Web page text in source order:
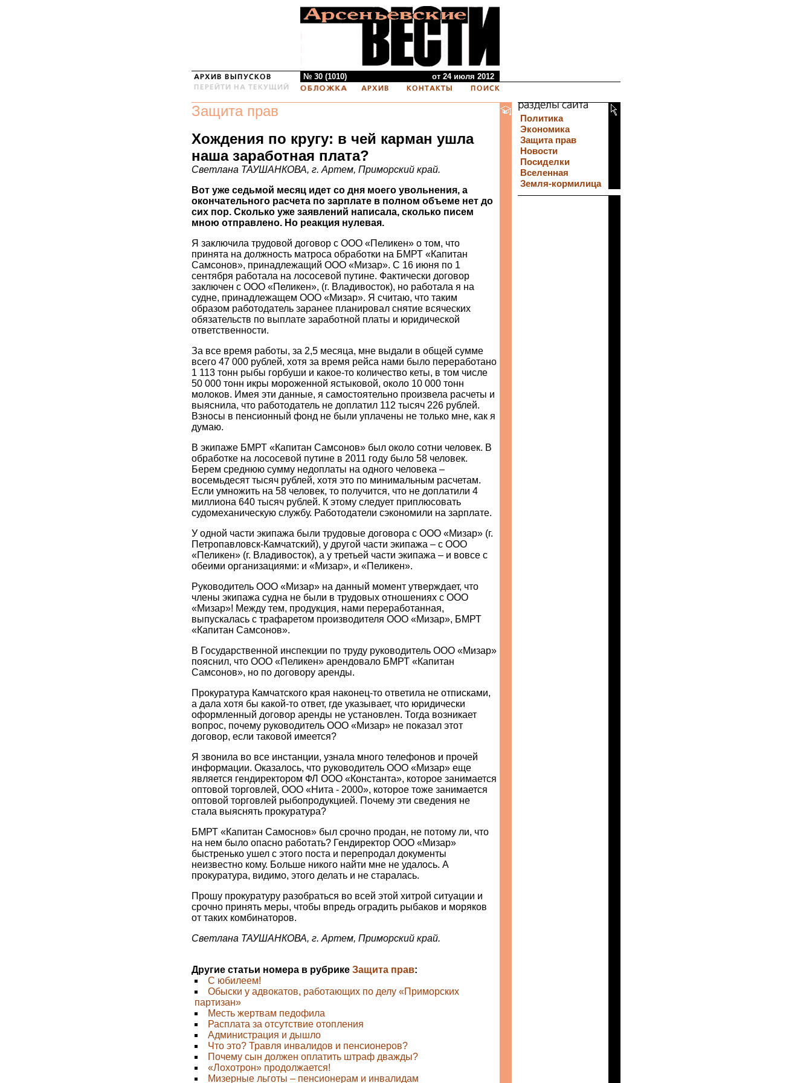
№ 30 (1010) от 24 июля 2012
Защита прав
Хождения по кругу: в чей карман ушла
наша заработная плата?
Светлана ТАУШАНКОВА, г. Артем, Приморский край.
Вот уже седьмой месяц идет со дня моего увольнения, а
окончательного расчета по зарплате в полном объеме нет до
сих пор. Сколько уже заявлений написала, сколько писем
мною отправлено. Но реакция нулевая.
Я заключила трудовой договор с ООО «Пеликен» о том, что
принята на должность матроса обработки на БМРТ «Капитан
Самсонов», принадлежащий ООО «Мизар». С 16 июня по 1
сентября работала на лососевой путине. Фактически договор
заключен с ООО «Пеликен», (г. Владивосток), но работала я на
судне, принадлежащем ООО «Мизар». Я считаю, что таким
образом работодатель заранее планировал снятие всяческих
обязательств по выплате заработной платы и юридической
ответственности.
За все время работы, за 2,5 месяца, мне выдали в общей сумме
всего 47 000 рублей, хотя за время рейса нами было переработано
1 113 тонн рыбы горбуши и какое-то количество кеты, в том числе
50 000 тонн икры мороженной ястыковой, около 10 000 тонн
молоков. Имея эти данные, я самостоятельно произвела расчеты и
выяснила, что работодатель не доплатил 112 тысяч 226 рублей.
Взносы в пенсионный фонд не были уплачены не только мне, как я
думаю.
В экипаже БМРТ «Капитан Самсонов» был около сотни человек. В
обработке на лососевой путине в 2011 году было 58 человек.
Берем среднюю сумму недоплаты на одного человека –
восемьдесят тысяч рублей, хотя это по минимальным расчетам.
Если умножить на 58 человек, то получится, что не доплатили 4
миллиона 640 тысяч рублей. К этому следует приплюсовать
судомеханическую службу. Работодатели сэкономили на зарплате.
У одной части экипажа были трудовые договора с ООО «Мизар» (г.
Петропавловск-Камчатский), у другой части экипажа – с ООО
«Пеликен» (г. Владивосток), а у третьей части экипажа – и вовсе с
обеими организациями: и «Мизар», и «Пеликен».
Руководитель ООО «Мизар» на данный момент утверждает, что
члены экипажа судна не были в трудовых отношениях с ООО
«Мизар»! Между тем, продукция, нами переработанная,
выпускалась с трафаретом производителя ООО «Мизар», БМРТ
«Капитан Самсонов».
В Государственной инспекции по труду руководитель ООО «Мизар»
пояснил, что ООО «Пеликен» арендовало БМРТ «Капитан
Самсонов», но по договору аренды.
Прокуратура Камчатского края наконец-то ответила не отписками,
а дала хотя бы какой-то ответ, где указывает, что юридически
оформленный договор аренды не установлен. Тогда возникает
вопрос, почему руководитель ООО «Мизар» не показал этот
договор, если таковой имеется?
Я звонила во все инстанции, узнала много телефонов и прочей
информации. Оказалось, что руководитель ООО «Мизар» еще
является гендиректором ФЛ ООО «Константа», которое занимается
оптовой торговлей, ООО «Нита - 2000», которое тоже занимается
оптовой торговлей рыбопродукцией. Почему эти сведения не
стала выяснять прокуратура?
БМРТ «Капитан Самоснов» был срочно продан, не потому ли, что
на нем было опасно работать? Гендиректор ООО «Мизар»
быстренько ушел с этого поста и перепродал документы
неизвестно кому. Больше никого найти мне не удалось. А
прокуратура, видимо, этого делать и не старалась.
Прошу прокуратуру разобраться во всей этой хитрой ситуации и
срочно принять меры, чтобы впредь оградить рыбаков и моряков
от таких комбинаторов.
Светлана ТАУШАНКОВА, г. Артем, Приморский край.
Другие статьи номера в рубрике Защита прав:
С юбилеем!
Обыски у адвокатов, работающих по делу «Приморских
партизан»
Месть жертвам педофила
Расплата за отсутствие отопления
Администрация и дышло
Что это? Травля инвалидов и пенсионеров?
Почему сын должен оплатить штраф дважды?
«Лохотрон» продолжается!
Мизерные льготы – пенсионерам и инвалидам
Политика
Экономика
Защита прав
Новости
Посиделки
Вселенная
Земля-кормилица